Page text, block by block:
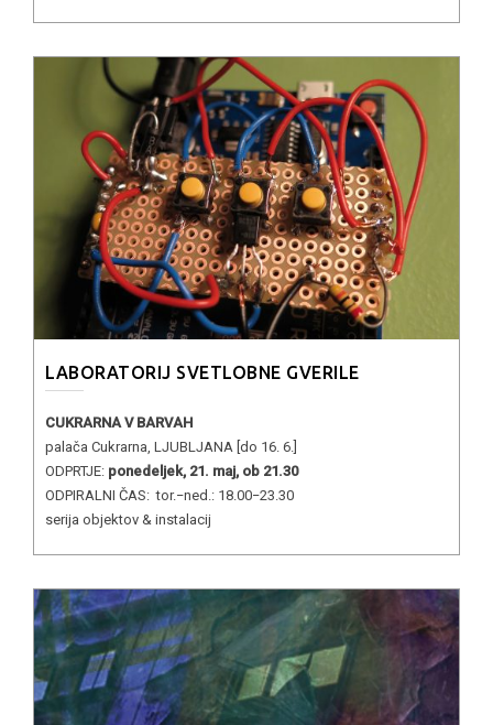
LABORATORIJ SVETLOBNE GVERILE
CUKRARNA V BARVAH
palača Cukrarna, LJUBLJANA [do 16. 6.]
ODPRTJE: ponedeljek, 21. maj, ob 21.30
ODPIRALNI ČAS: tor.−ned.: 18.00−23.30
serija objektov & instalacij